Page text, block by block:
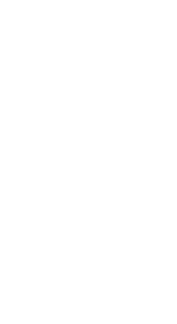
워터프루프